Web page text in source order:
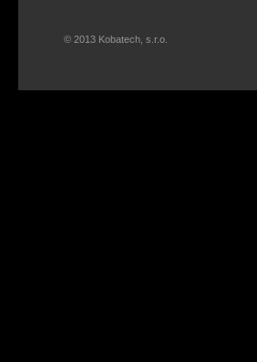
© 2013 Kobatech, s.r.o.